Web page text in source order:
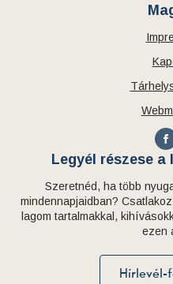
Legyél részese
Szeretnéd, ha több
mindennapjaidban?
lagom tartalmakkal,
ezen
Hírlevél-